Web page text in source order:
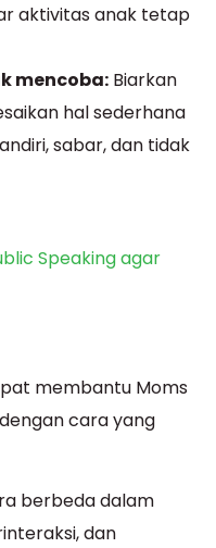
aktivitas anak tetap
mencoba: Biarkan
hal sederhana
sabar, dan tidak
Speaking agar
membantu Moms
cara yang
berbeda dalam
dan